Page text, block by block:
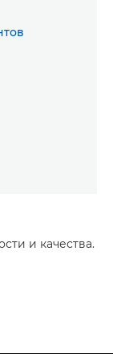
и качества.